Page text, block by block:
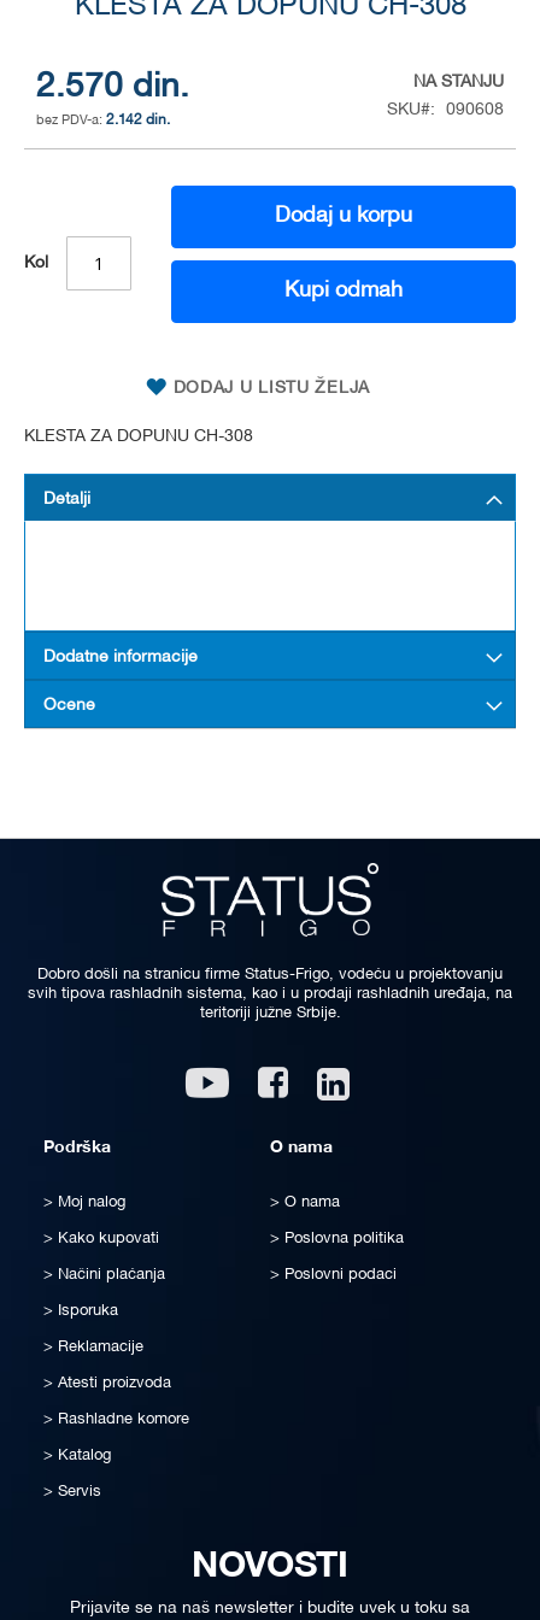
KLESTA ZA DOPUNU CH-308
2.570 din.
2.142 din.
NA STANJU
SKU
090608
Kol
Dodaj u korpu
Kupi odmah
DODAJ U LISTU ŽELJA
KLESTA ZA DOPUNU CH-308
of
the
images
gallery
Detalji
Dodatne informacije
Ocene
Dobro došli na stranicu firme Status-Frigo, vodeću u projektovanju
svih tipova rashladnih sistema, kao i u prodaji rashladnih uređaja, na
teritoriji južne Srbije.
Youtube Facebook
Podrška
Moj nalog
Kako kupovati
Načini plaćanja
Isporuka
Reklamacije
Atesti proizvoda
Rashladne komore
Katalog
Servis
O nama
O nama
Poslovna politika
Poslovni podaci
NOVOSTI
Prijavite se na naš newsletter i budite uvek u toku sa